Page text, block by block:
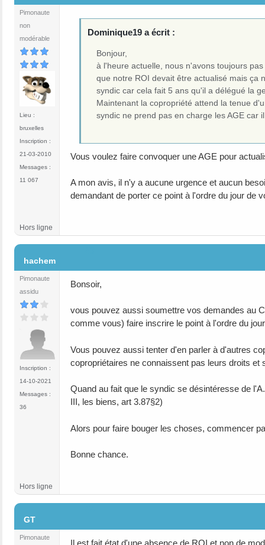
Pimonaute
non
modérable
Lieu :
bruxelles
Inscription :
21-03-2010
Messages :
11 067
Dominique19 a écrit :
Bonjour,
à l'heure actuelle, nous n'avons toujours
que notre ROI devait être actualisé mais ça
syndic car cela fait 5 ans qu'il a délégué la
Maintenant la copropriété attend la tenue
syndic ne prend pas en charge les AGE car
Vous voulez faire convoquer une AGE pour
A mon avis, il n'y a aucune urgence et aucun
demandant de porter ce point à l'ordre du jour de
Hors ligne
hachem
Pimonaute
assidu
Inscription :
14-10-2021
Messages :
36
Bonsoir,
vous pouvez aussi soumettre vos demandes au
comme vous) faire inscrire le point à l'ordre du
Vous pouvez aussi tenter d'en parler à d'autres
copropriétaires ne connaissent pas leurs droits et
Quand au fait que le syndic se désintéresse de
III, les biens, art 3.87§2)
Alors pour faire bouger les choses, commencer
Bonne chance.
Hors ligne
GT
Pimonaute
Il est fait état d'une absence de ROI et non de